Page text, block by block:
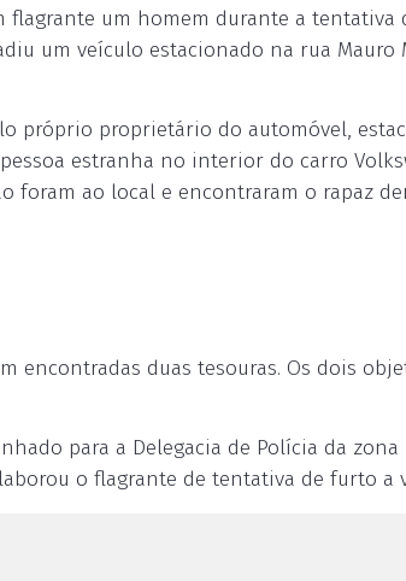
flagrante um homem durante a tentativa
um veículo estacionado na rua
próprio proprietário do automóvel,
estranha no interior do carro
foram ao local e encontraram o rapaz
encontradas duas tesouras. Os dois
para a Delegacia de Polícia da
o flagrante de tentativa de furto a